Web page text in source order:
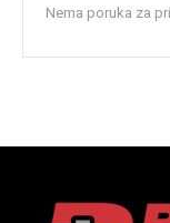
Nema poruka za